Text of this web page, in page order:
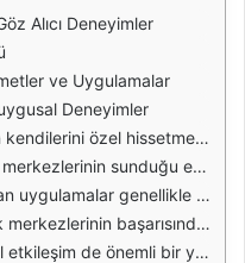
Alıcı Deneyimler
ve Uygulamalar
Deneyimler
masajlardan maniküre kadar geniş bir yelpazeyi kapsamaktadır. Her bir deneyim, bireylerin kendilerine olan güvenlerini artırırken, aynı zamanda günlük streslerini de azaltmalarına yardımcı olur.
geçerek, bireylerin içsel huzurlarını bulmalarını da sağlamaktadır. Bu yönüyle, güzellik merkezleri, birer güzellik ve rahatlama merkezi olmanın ötesinde, kişisel bir dönüşüm alanı haline gelmektedir.
kalmaz, aynı zamanda uzman danışmanlık da elde ederler. Bu durum, hem uygulamanın başarısını artırır hem de müşterinin kendisini güvende hissetmesini sağlar.
kişisel bakım ve güzellik trendlerini takip ederek, güncel kalmaya özen göstermektedirler. Böylece, müşteri sadakati artmakta ve yeni müşteri kazanımları sağlanmaktadır.
sunar hem de sosyal bağları güçlendirir. Güzellik merkezlerinin sunduğu grup hizmetleri, bu etkileşimi daha da artırmakta ve müşterilere özel anlar yaratmaktadır.